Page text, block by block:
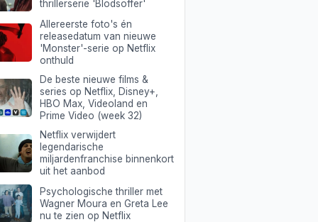
thrillerserie 'Blodsoffer'
Allereerste foto's én
releasedatum van nieuwe
'Monster'-serie op Netflix
onthuld
De beste nieuwe films &
series op Netflix, Disney+,
HBO Max, Videoland en
Prime Video (week 32)
Netflix verwijdert
legendarische
miljardenfranchise binnenkort
uit het aanbod
Psychologische thriller met
Wagner Moura en Greta Lee
nu te zien op Netflix